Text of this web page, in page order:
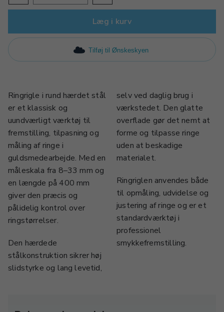
Læg i kurv
Tilføj til Ønskeskyen
Ringrigle i rund hærdet stål
er et klassisk og
uundværligt værktøj til
fremstilling, tilpasning og
måling af ringe i
guldsmedearbejde. Med en
måleskala fra 8–33 mm og
en længde på 400 mm
giver den præcis og
pålidelig kontrol over
ringstørrelser.
Den hærdede
stålkonstruktion sikrer høj
slidstyrke og lang levetid,
selv ved daglig brug i
værkstedet. Den glatte
overflade gør det nemt at
forme og tilpasse ringe
uden at beskadige
materialet.
Ringriglen anvendes både
til opmåling, udvidelse og
justering af ringe og er et
standardværktøj i
professionel
smykkefremstilling.